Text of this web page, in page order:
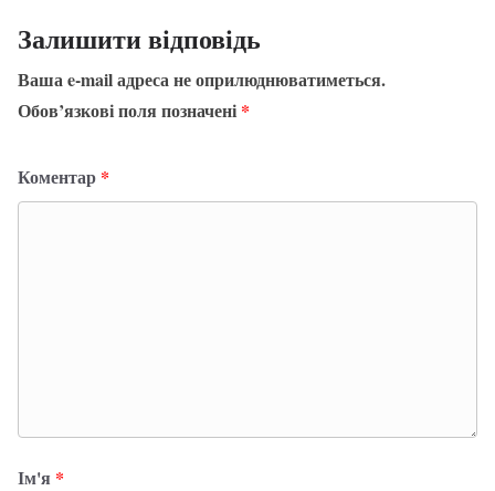
Залишити відповідь
Ваша e-mail адреса не оприлюднюватиметься.
Обов’язкові поля позначені *
Коментар *
Ім'я *